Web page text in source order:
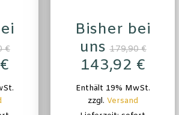
€
€
Bisher bei
uns 179,90€
143,92 €
Enthält 19% MwSt.
zzgl. Versand